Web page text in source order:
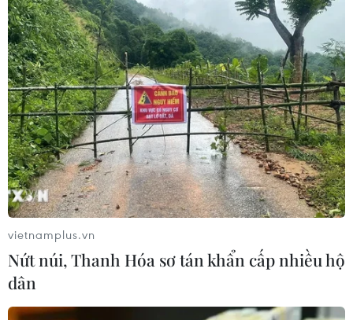
mô lớn giữa Mỹ và Iran trong ngắn hạn.
vietnamplus.vn
Nứt núi, Thanh Hóa sơ tán khẩn cấp nhiều hộ
dân